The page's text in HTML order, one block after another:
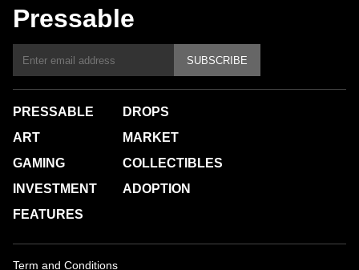
Pressable
SUBSCRIBE
PRESSABLE
ART
GAMING
INVESTMENT
FEATURES
DROPS
MARKET
COLLECTIBLES
ADOPTION
Term and Conditions